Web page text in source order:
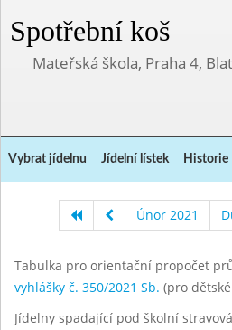
Spotřební koš
Mateřská škola, Praha 4,
Vybrat jídelnu Jídelní lístek Historie
Únor 2021
Tabulka pro orientační propočet
vyhlášky č. 350/2021 Sb. (pro
Jídelny spadající pod školní